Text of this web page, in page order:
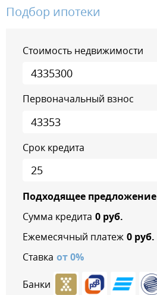
Подбор ипотеки
Стоимость недвижимости
Первоначальный взнос
Срок кредита
Подходящее предложение
Сумма кредита 0руб.
Ежемесячный платеж 0руб.
Ставка от0%
Банки